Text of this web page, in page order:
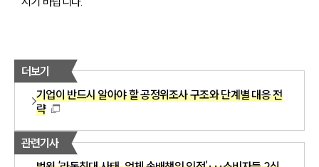
더보기
기업이 반드시 알아야 할 공정위조사 구조와 단계별 대응 전
략
관련기사